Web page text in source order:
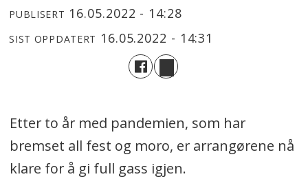
PUBLISERT 16.05.2022 - 14:28
SIST OPPDATERT 16.05.2022 - 14:31
Etter to år med pandemien, som har
bremset all fest og moro, er arrangørene nå
klare for å gi full gass igjen.